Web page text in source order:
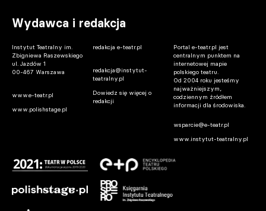
Wydawca i redakcja
Instytut Teatralny im.
Zbigniewa Raszewskiego
ul. Jazdów 1
00-467 Warszawa
www.e-teatr.pl
www.polishstage.pl
redakcja e-teatr.pl
redakcja@instytut-
teatralny.pl
Dowiedz się więcej o
redakcji
Portal e-teatr.pl jest
centralnym punktem na
internetowej mapie
polskiego teatru.
Od 2004 roku jesteśmy
najważniejszym,
codziennym źródłem
informacji dla środowiska.
wsparcie@e-teatr.pl
www.instytut-teatralny.pl